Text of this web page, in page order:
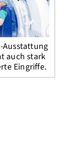
Ausstattung
auch stark
Eingriffe.